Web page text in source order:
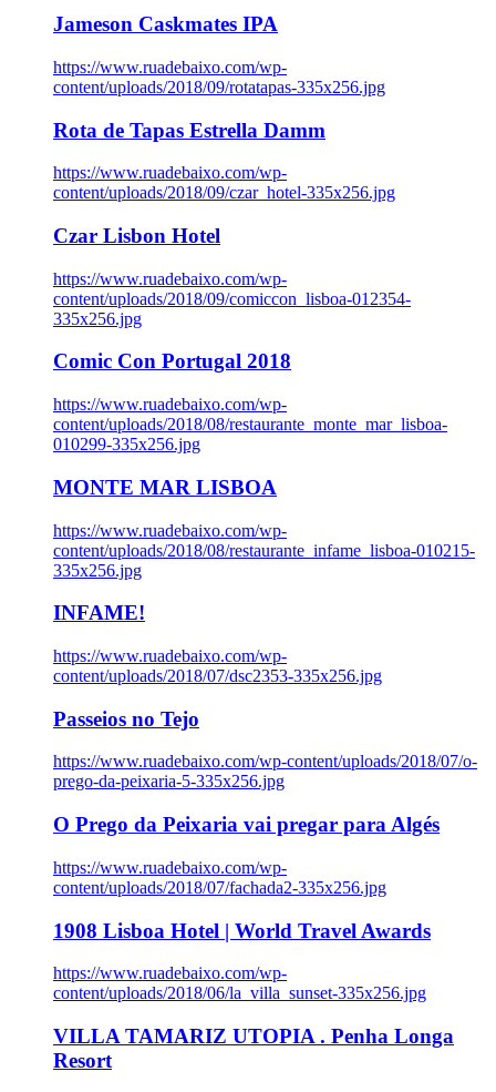
Jameson Caskmates IPA
https://www.ruadebaixo.com/wp-
content/uploads/2018/09/rotatapas-335x256.jpg
Rota de Tapas Estrella Damm
https://www.ruadebaixo.com/wp-
content/uploads/2018/09/czar_hotel-335x256.jpg
Czar Lisbon Hotel
https://www.ruadebaixo.com/wp-
content/uploads/2018/09/comiccon_lisboa-012354-
335x256.jpg
Comic Con Portugal 2018
https://www.ruadebaixo.com/wp-
content/uploads/2018/08/restaurante_monte_mar_lisboa-
010299-335x256.jpg
MONTE MAR LISBOA
https://www.ruadebaixo.com/wp-
content/uploads/2018/08/restaurante_infame_lisboa-010215-
335x256.jpg
INFAME!
https://www.ruadebaixo.com/wp-
content/uploads/2018/07/dsc2353-335x256.jpg
Passeios no Tejo
https://www.ruadebaixo.com/wp-content/uploads/2018/07/o-
prego-da-peixaria-5-335x256.jpg
O Prego da Peixaria vai pregar para Algés
https://www.ruadebaixo.com/wp-
content/uploads/2018/07/fachada2-335x256.jpg
1908 Lisboa Hotel | World Travel Awards
https://www.ruadebaixo.com/wp-
content/uploads/2018/06/la_villa_sunset-335x256.jpg
VILLA TAMARIZ UTOPIA . Penha Longa
Resort